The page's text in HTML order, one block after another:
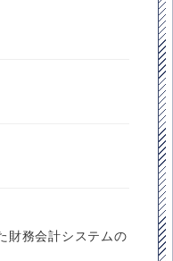
財務会計システムの